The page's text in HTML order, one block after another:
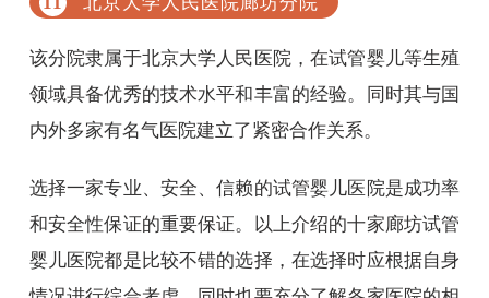
该分院隶属于北京大学人民医院，在试管婴儿等生殖
领域具备优秀的技术水平和丰富的经验。同时其与国
内外多家有名气医院建立了紧密合作关系。
选择一家专业、安全、信赖的试管婴儿医院是成功率
和安全性保证的重要保证。以上介绍的十家廊坊试管
婴儿医院都是比较不错的选择，在选择时应根据自身